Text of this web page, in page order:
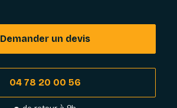
Demander un devis
04 78 20 00 56